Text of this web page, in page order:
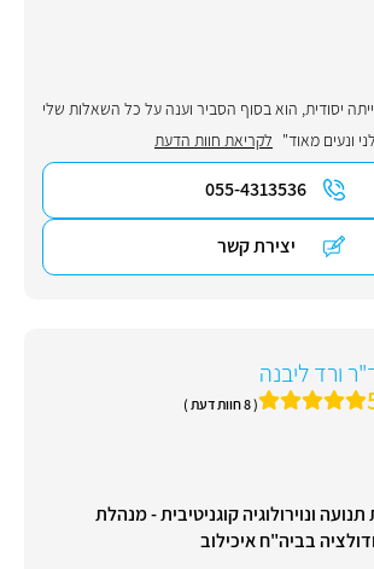
יסודית, הוא בסוף הסביר וענה על כל השאלות שלי
ונעים מאוד" לקריאת חוות הדעת
055-4313536
יצירת קשר
ורד ליבנה
( 8 חוות דעת )
ונוירולוגיה קוגניטיבית - מנהלת
בביה"ח איכילוב